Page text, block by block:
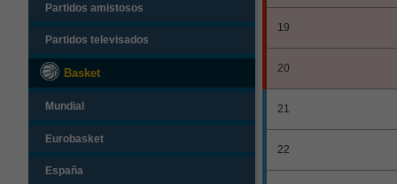
Partidos amistosos
Partidos televisados
Basket
Mundial
Eurobasket
España
19
20
21
22